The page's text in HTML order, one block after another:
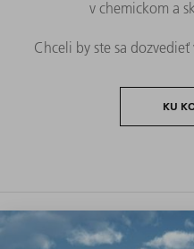
v chemickom a
Chceli by ste sa
KU